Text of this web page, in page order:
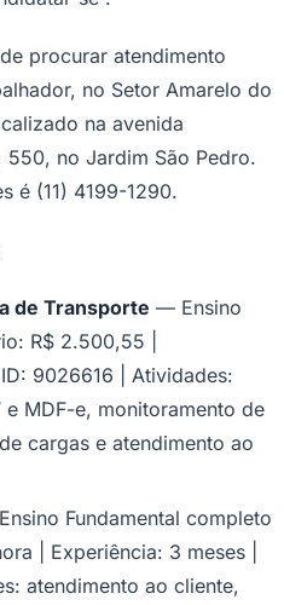
procurar atendimento
no Setor Amarelo do
na avenida
550, no Jardim São Pedro.
é (11) 4199-1290.
de Transporte — Ensino
R$ 2.500,55 |
9026616 | Atividades:
e MDF-e, monitoramento de
cargas e atendimento ao
Fundamental completo
| Experiência: 3 meses |
atendimento ao cliente,